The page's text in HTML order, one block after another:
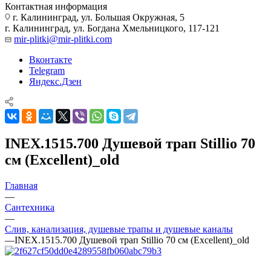
Контактная информация
г. Калининград, ул. Большая Окружная, 5
г. Калининград, ул. Богдана Хмельницкого, 117-121
mir-plitki@mir-plitki.com
Вконтакте
Telegram
Яндекс.Дзен
INEX.1515.700 Душевой трап Stillio 70
см (Excellent)_old
Главная
—
Сантехника
—
Слив, канализация, душевые трапы и душевые каналы
—INEX.1515.700 Душевой трап Stillio 70 см (Excellent)_old